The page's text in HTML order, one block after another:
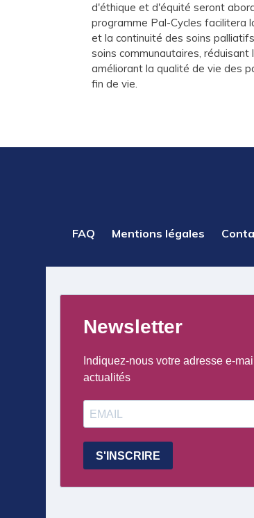
d'éthique et d'équité seront
programme Pal-Cycles facilitera
et la continuité des soins
soins communautaires,
améliorant la qualité de vie des
fin de vie.
PAGE
FAQ Mentions légales